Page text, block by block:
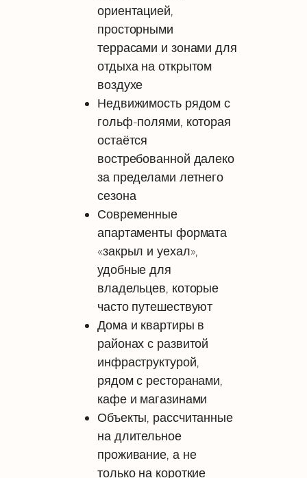
ориентацией,
просторными
террасами и зонами для
отдыха на открытом
воздухе
Недвижимость рядом с
гольф-полями, которая
остаётся
востребованной далеко
за пределами летнего
сезона
Современные
апартаменты формата
«закрыл и уехал»,
удобные для
владельцев, которые
часто путешествуют
Дома и квартиры в
районах с развитой
инфраструктурой,
рядом с ресторанами,
кафе и магазинами
Объекты, рассчитанные
на длительное
проживание, а не
только на короткие